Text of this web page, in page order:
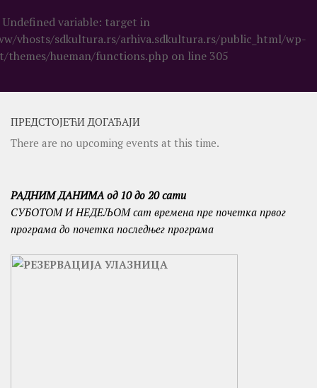
Undefined variable: target in
vhosts/sdkultura.rs/arhiva.sdkultura.rs/public_html/wp-
themes/hueman/functions.php on line 305
ПРЕДСТОЈЕЋИ ДОГАЂАЈИ
There are no upcoming events at this time.
РАДНИМ ДАНИМА од 10 до 20 сати
СУБОТОМ И НЕДЕЉОМ сат времена пре почетка првог
програма до почетка последњег програма